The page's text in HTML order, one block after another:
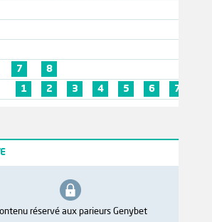
7
8
1
2 3 4 5 6 7
réservé aux parieurs Genybet